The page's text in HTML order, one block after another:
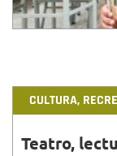
CULTURA,
Teatro,